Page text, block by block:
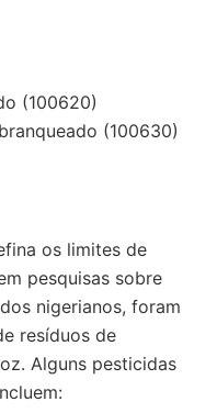
(100620)
(100630)
os limites de
pesquisas sobre
nigerianos, foram
resíduos de
Alguns pesticidas